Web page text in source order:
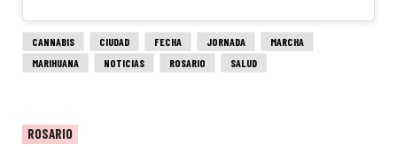
CANNABIS CIUDAD FECHA JORNADA
MARCHA
MARIHUANA
NOTICIAS ROSARIO SALUD